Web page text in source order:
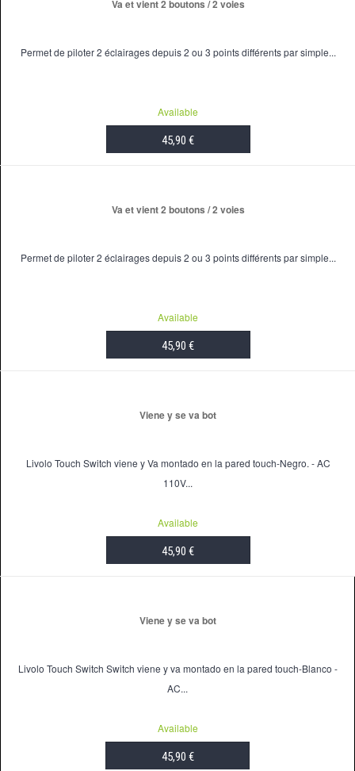
Va et vient 2 boutons / 2 voies
Permet de piloter 2 éclairages depuis 2 ou 3 points différents par simple...
Available
45,90 €
Va et vient 2 boutons / 2 voies
Permet de piloter 2 éclairages depuis 2 ou 3 points différents par simple...
Available
45,90 €
Viene y se va bot
Livolo Touch Switch viene y Va montado en la pared touch-Negro. - AC
110V...
Available
45,90 €
Viene y se va bot
Livolo Touch Switch Switch viene y va montado en la pared touch-Blanco -
AC...
Available
45,90 €